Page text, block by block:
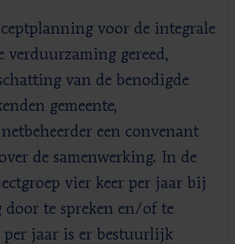
voor de integrale
verduurzaming gereed,
van de benodigde
gemeente,
een convenant
de samenwerking. In de
vier keer per jaar bij
te spreken en/of te
per jaar is er bestuurlijk